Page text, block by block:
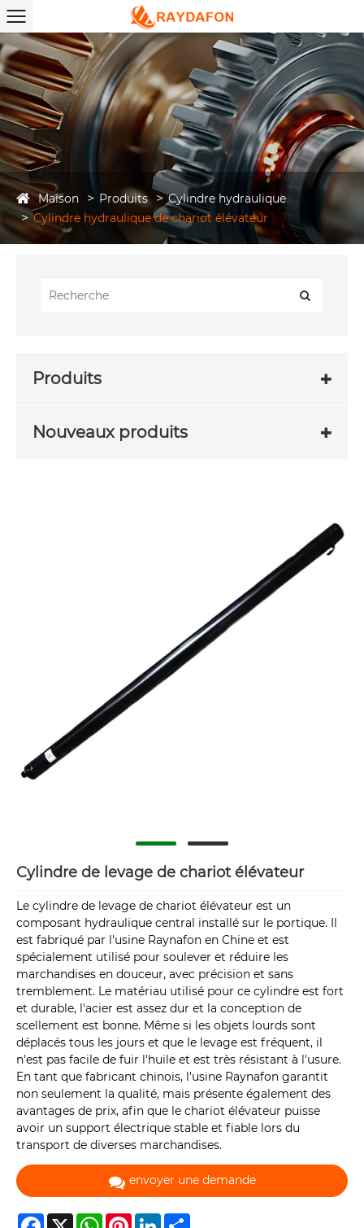
Maison Produits
Cylindre hydraulique
Cylindre hydraulique de chariot élévateur
Produits
Nouveaux produits
Cylindre de levage de chariot élévateur
Le cylindre de levage de chariot élévateur est un
composant hydraulique central installé sur le portique. Il
est fabriqué par l'usine Raynafon en Chine et est
spécialement utilisé pour soulever et réduire les
marchandises en douceur, avec précision et sans
tremblement. Le matériau utilisé pour ce cylindre est fort
et durable, l'acier est assez dur et la conception de
scellement est bonne. Même si les objets lourds sont
déplacés tous les jours et que le levage est fréquent, il
n'est pas facile de fuir l'huile et est très résistant à l'usure.
En tant que fabricant chinois, l'usine Raynafon garantit
non seulement la qualité, mais présente également des
avantages de prix, afin que le chariot élévateur puisse
avoir un support électrique stable et fiable lors du
transport de diverses marchandises.
envoyer une demande
Facebook
X WhatsAppPinterestLinkedIn